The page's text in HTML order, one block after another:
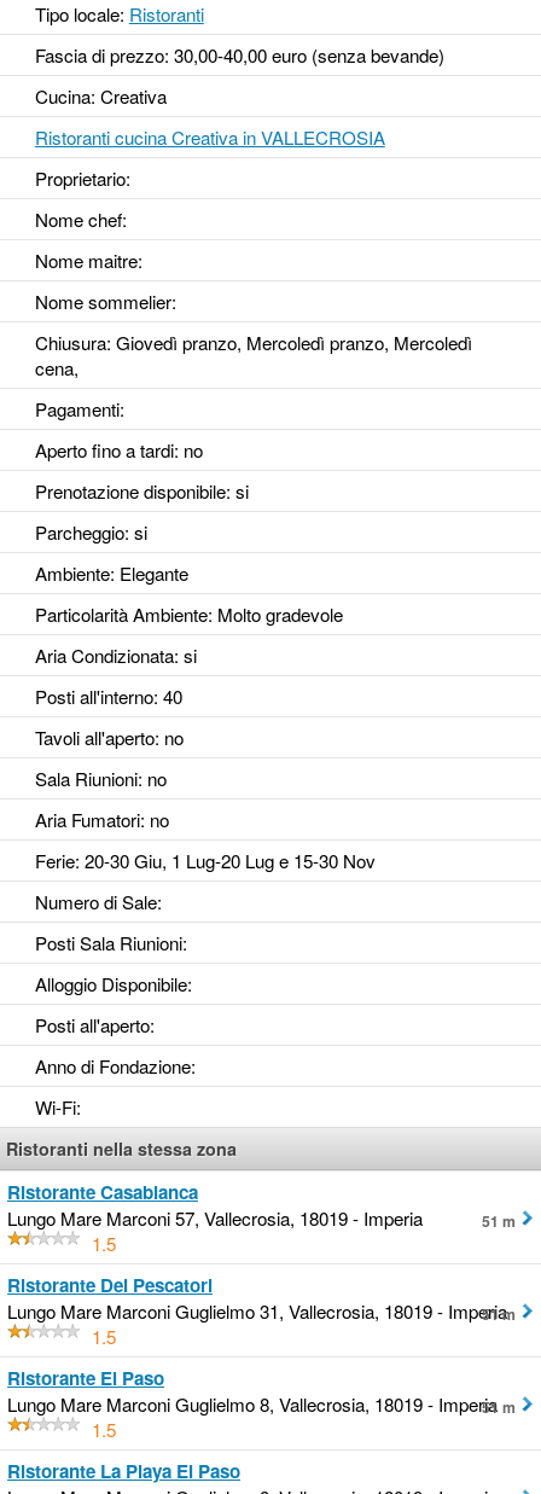
Tipo locale: Ristoranti
Fascia di prezzo: 30,00-40,00 euro (senza bevande)
Cucina: Creativa
Ristoranti cucina Creativa in VALLECROSIA
Proprietario:
Nome chef:
Nome maitre:
Nome sommelier:
Chiusura: Giovedì pranzo, Mercoledì pranzo, Mercoledì
cena,
Pagamenti:
Aperto fino a tardi: no
Prenotazione disponibile: si
Parcheggio: si
Ambiente: Elegante
Particolarità Ambiente: Molto gradevole
Aria Condizionata: si
Posti all'interno: 40
Tavoli all'aperto: no
Sala Riunioni: no
Aria Fumatori: no
Ferie: 20-30 Giu, 1 Lug-20 Lug e 15-30 Nov
Numero di Sale:
Posti Sala Riunioni:
Alloggio Disponibile:
Posti all'aperto:
Anno di Fondazione:
Wi-Fi:
Ristoranti nella stessa zona
Ristorante Casablanca
Lungo Mare Marconi 57, Vallecrosia, 18019 - Imperia
1.5
51 m
Ristorante Dei Pescatori
Lungo Mare Marconi Guglielmo 31, Vallecrosia, 18019 - Imperia
1.5
51 m
Ristorante El Paso
Lungo Mare Marconi Guglielmo 8, Vallecrosia, 18019 - Imperia
1.5
51 m
Ristorante La Playa El Paso